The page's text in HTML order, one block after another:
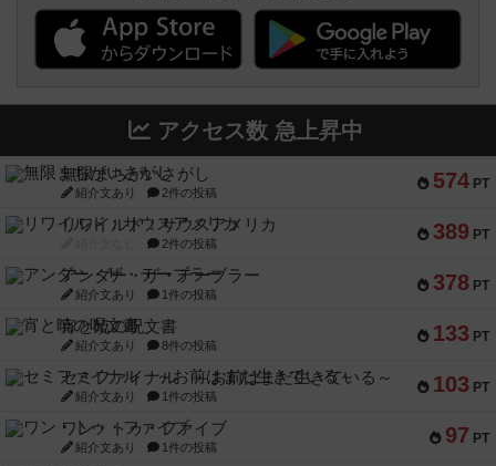
アクセス数 急上昇中
574 PT
無限まちがいさがし
紹介文あり 2件の投稿
389 PT
リワイルド：サウスアメリカ
2件の投稿
378 PT
アンダー・ザ・テーブラー
紹介文あり 1件の投稿
133 PT
宵と暁の呪文書
紹介文あり 8件の投稿
103 PT
セミファイナル ～お前はまだ生きている～
紹介文あり 1件の投稿
97 PT
ワン・トゥ・ファイブ
紹介文あり 1件の投稿